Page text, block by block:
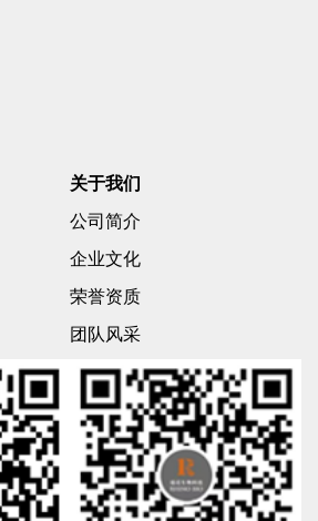
关于我们
公司简介
企业文化
荣誉资质
团队风采